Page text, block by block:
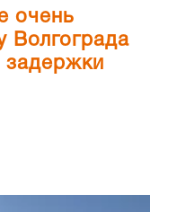
очень
Волгограда
задержки